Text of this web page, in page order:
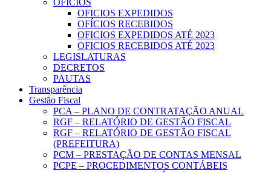
OFICIOS
OFICIOS EXPEDIDOS
OFÍCIOS RECEBIDOS
OFICIOS EXPEDIDOS ATÉ 2023
OFICIOS RECEBIDOS ATÉ 2023
LEGISLATURAS
DECRETOS
PAUTAS
Transparência
Gestão Fiscal
PCA – PLANO DE CONTRATAÇÃO ANUAL
RGF – RELATÓRIO DE GESTÃO FISCAL
RGF – RELATÓRIO DE GESTÃO FISCAL
(PREFEITURA)
PCM – PRESTAÇÃO DE CONTAS MENSAL
PCPE – PROCEDIMENTOS CONTÁBEIS